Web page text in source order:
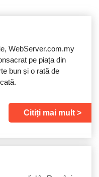
WebServer.com.my
pe piața din
bun și o rată de
Citiți mai mult